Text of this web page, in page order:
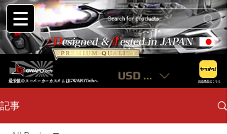
最安値のスーパーカーカスタムはGWAPOTechへ USD ($) 出品商品はこちら
記事